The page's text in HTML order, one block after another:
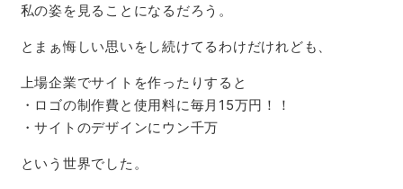
私の姿を見ることになるだろう。
とまぁ悔しい思いをし続けてるわけだけれども、
上場企業でサイトを作ったりすると
・ロゴの制作費と使用料に毎月15万円！！
・サイトのデザインにウン千万
という世界でした。